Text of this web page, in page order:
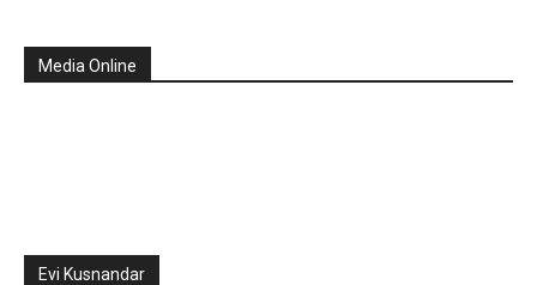
Media Online
Evi Kusnandar